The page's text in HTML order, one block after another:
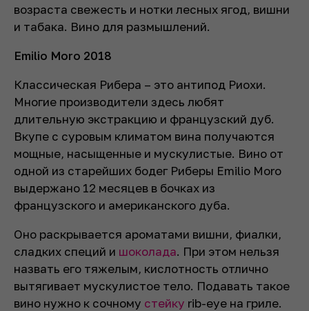
возраста свежесть и нотки лесных ягод, вишни
и табака. Вино для размышлений.
Emilio Moro 2018
Классическая Рибера – это антипод Риохи.
Многие производители здесь любят
длительную экстракцию и французский дуб.
Вкупе с суровым климатом вина получаются
мощные, насыщенные и мускулистые. Вино от
одной из старейших бодег Риберы Emilio Moro
выдержано 12 месяцев в бочках из
французского и американского дуба.
Оно раскрывается ароматами вишни, фиалки,
сладких специй и шоколада. При этом нельзя
назвать его тяжелым, кислотность отлично
вытягивает мускулистое тело. Подавать такое
вино нужно к сочному стейку rib-eye на гриле.